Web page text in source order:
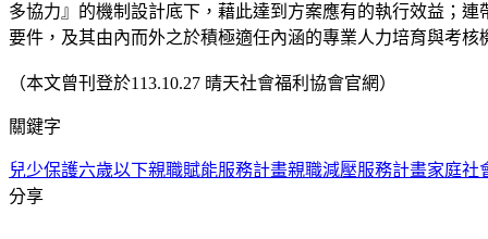
多協力』的機制設計底下，藉此達到方案應有的執行效益；
要件，及其由內而外之於積極適任內涵的專業人力培育與考
（本文曾刊登於113.10.27 晴天社會福利協會官網）
關鍵字
兒少保護六歲以下親職賦能服務計畫親職減壓服務計畫家庭社
分享